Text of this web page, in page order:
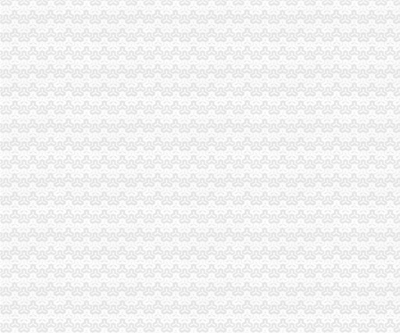
李晞朦副局0元注册公司长到南岸区工商分局指导工作
垫江县工商局及早行动加强种子市重庆免费注册公司场监管
注册资金为1元
扬州家县级创投注册资本1亿元
保险中介监管新规发布低注册资本为1亿元_财经_腾讯网
认缴注册资金
实行注册资本认缴登记制我省快一天就能拿到营业执照|注册|股本_
注册资金认缴时间是否可以推迟？_城市论坛
0注册资金
来安：注册资金“零付”助力企业发展-房产频道-和讯网
公司注册资金0到位与全部到位的区别-青青岛社区
0元注册公司流程
宁波公司注册查询名称_费用_流程|2017年宁波市0元工商注册新政策-
苏州0元注册公司哪家便宜,手续简单-商务信息-宿州在线
一元注册公司流程
新密公司注册_【一元会计】_郑州公司注册流程是什么-爱喇叭网
广东改革审批流程“先照后证”一元办公司_网易财经
如何一元钱办公司